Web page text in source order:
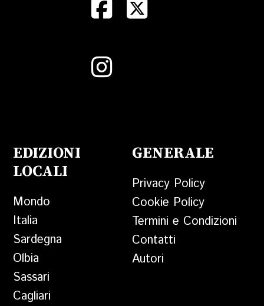
EDIZIONI
LOCALI
Mondo
Italia
Sardegna
Olbia
Sassari
Cagliari
GENERALE
Privacy Policy
Cookie Policy
Termini e Condizioni
Contatti
Autori